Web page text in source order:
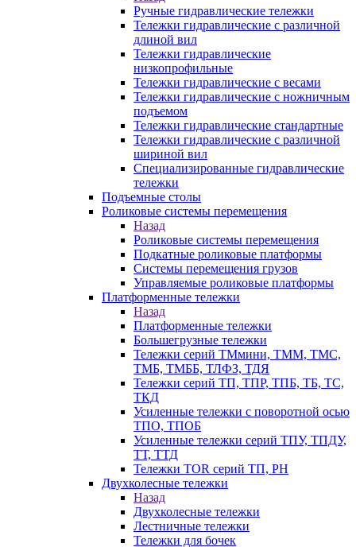
Ручные гидравлические тележки
Тележки гидравлические с различной
длиной вил
Тележки гидравлические
низкопрофильные
Тележки гидравлические с весами
Тележки гидравлические с ножничным
подъемом
Тележки гидравлические стандартные
Тележки гидравлические с различной
шириной вил
Специализированные гидравлические
тележки
Подъемные столы
Роликовые системы перемещения
Назад
Роликовые системы перемещения
Подкатные роликовые платформы
Системы перемещения грузов
Управляемые роликовые платформы
Платформенные тележки
Назад
Платформенные тележки
Большегрузные тележки
Тележки серий ТМмини, ТММ, ТМС,
ТМБ, ТМББ, ТЛФЗ, ТДЯ
Тележки серий ТП, ТПР, ТПБ, ТБ, ТС,
ТКД
Усиленные тележки с поворотной осью
ТПО, ТПОБ
Усиленные тележки серий ТПУ, ТПДУ,
ТТ, ТТД
Тележки TOR серий ТП, PH
Двухколесные тележки
Назад
Двухколесные тележки
Лестничные тележки
Тележки для бочек